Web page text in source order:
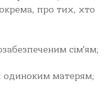
про тих, хто
сім’ям;
одиноким матерям;